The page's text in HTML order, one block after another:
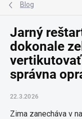
Blog
Jarný
dokonale
správna
22.3.2026
Zima zanecháva v